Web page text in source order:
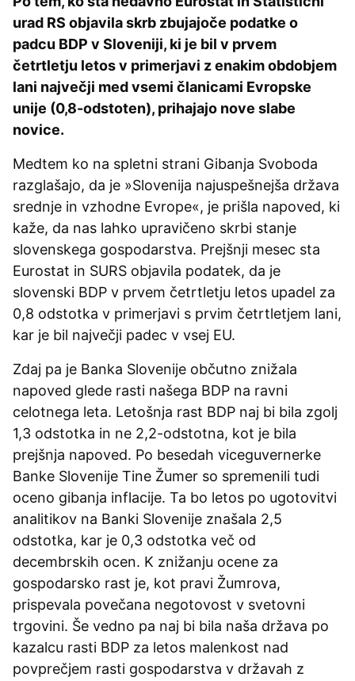
urad RS objavila skrb zbujajoče podatke o
padcu BDP v Sloveniji, ki je bil v prvem
četrtletju letos v primerjavi z enakim obdobjem
lani največji med vsemi članicami Evropske
unije (0,8-odstoten), prihajajo nove slabe
novice.
Medtem ko na spletni strani Gibanja Svoboda
razglašajo, da je »Slovenija najuspešnejša država
srednje in vzhodne Evrope«, je prišla napoved, ki
kaže, da nas lahko upravičeno skrbi stanje
slovenskega gospodarstva. Prejšnji mesec sta
Eurostat in SURS objavila podatek, da je
slovenski BDP v prvem četrtletju letos upadel za
0,8 odstotka v primerjavi s prvim četrtletjem lani,
kar je bil največji padec v vsej EU.
Zdaj pa je Banka Slovenije občutno znižala
napoved glede rasti našega BDP na ravni
celotnega leta. Letošnja rast BDP naj bi bila zgolj
1,3 odstotka in ne 2,2-odstotna, kot je bila
prejšnja napoved. Po besedah viceguvernerke
Banke Slovenije Tine Žumer so spremenili tudi
oceno gibanja inflacije. Ta bo letos po ugotovitvi
analitikov na Banki Slovenije znašala 2,5
odstotka, kar je 0,3 odstotka več od
decembrskih ocen. K znižanju ocene za
gospodarsko rast je, kot pravi Žumrova,
prispevala povečana negotovost v svetovni
trgovini. Še vedno pa naj bi bila naša država po
kazalcu rasti BDP za letos malenkost nad
povprečjem rasti gospodarstva v državah z